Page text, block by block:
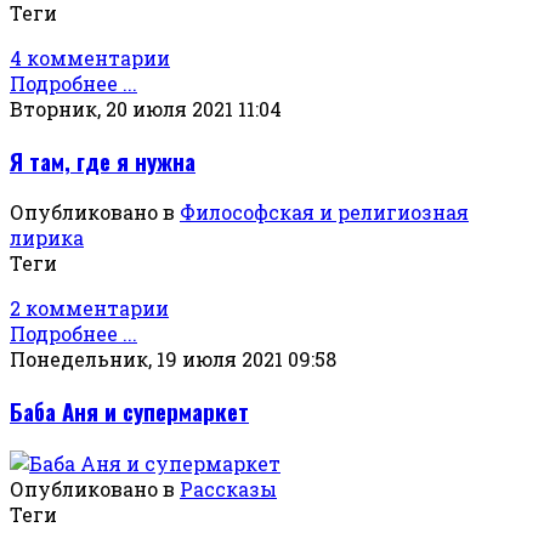
Теги
4 комментарии
Подробнее ...
Вторник, 20 июля 2021 11:04
Я там, где я нужна
Опубликовано в Философская и религиозная
лирика
Теги
2 комментарии
Подробнее ...
Понедельник, 19 июля 2021 09:58
Баба Аня и супермаркет
Опубликовано в Рассказы
Теги